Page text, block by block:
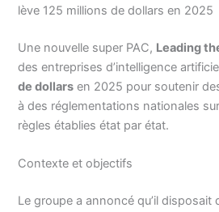
lève 125 millions de dollars en 2025
Une nouvelle super PAC, Leading
des entreprises d’intelligence
de dollars en 2025 pour soutenir
à des réglementations nationales sur
règles établies état par état.
Contexte et objectifs
Le groupe a annoncé qu’il disposait